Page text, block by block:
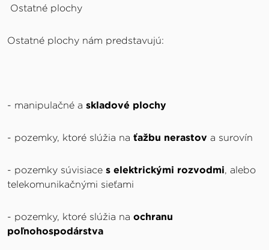
Ostatné plochy
Ostatné plochy nám predstavujú:
- manipulačné a skladové plochy
- pozemky, ktoré slúžia na ťažbu nerastov a surovín
- pozemky súvisiace s elektrickými rozvodmi, alebo
telekomunikačnými sieťami
- pozemky, ktoré slúžia na ochranu
poľnohospodárstva